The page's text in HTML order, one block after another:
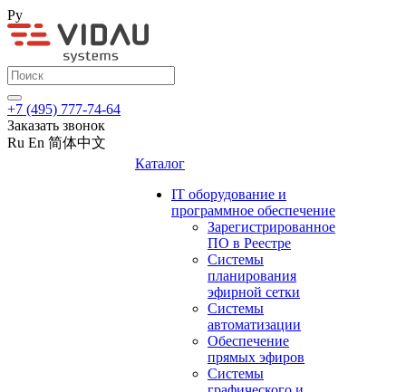
Ру
+7 (495) 777-74-64
Заказать звонок
Ru En 简体中文
Каталог
IT оборудование и
программное обеспечение
Зарегистрированное
ПО в Реестре
Системы
планирования
эфирной сетки
Системы
автоматизации
Обеспечение
прямых эфиров
Системы